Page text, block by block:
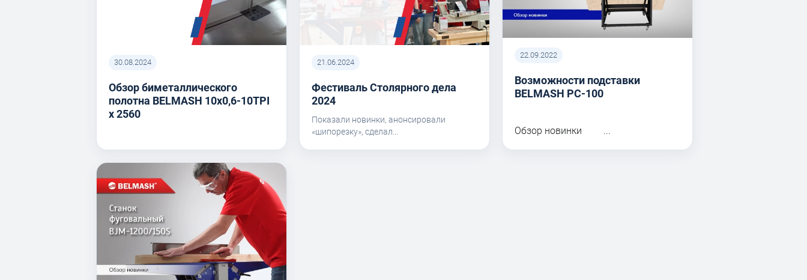
30.08.2024
Обзор биметаллического
полотна BELMASH 10x0,6-10TPI
x 2560
21.06.2024
Фестиваль Столярного дела
2024
Показали новинки, анонсировали
«шипорезку», сделал...
22.09.2022
Возможности подставки
BELMASH PC-100
Обзор новинки ...